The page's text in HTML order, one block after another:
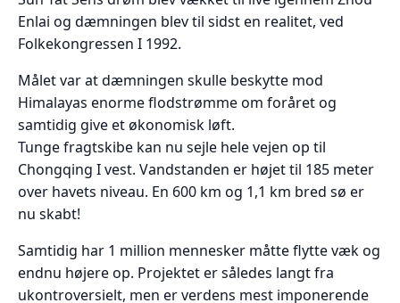
Enlai og dæmningen blev til sidst en realitet, ved
Folkekongressen I 1992.
Målet var at dæmningen skulle beskytte mod
Himalayas enorme flodstrømme om foråret og
samtidig give et økonomisk løft.
Tunge fragtskibe kan nu sejle hele vejen op til
Chongqing I vest. Vandstanden er højet til 185 meter
over havets niveau. En 600 km og 1,1 km bred sø er
nu skabt!
Samtidig har 1 million mennesker måtte flytte væk og
endnu højere op. Projektet er således langt fra
ukontroversielt, men er verdens mest imponerende